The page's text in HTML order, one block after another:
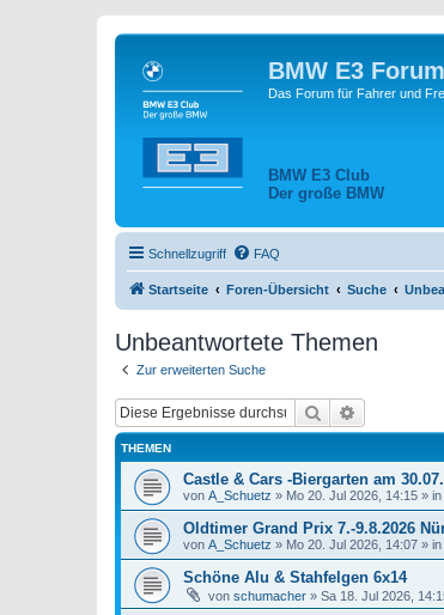
BMW E3 Forum
Das Forum für Fahrer und
BMW E3 Club
Der große BMW
Schnellzugriff FAQ
Startseite Foren-Übersicht Suche
Unbeantwortete Themen
Zur erweiterten Suche
Suche
THEMEN
Castle & Cars -Biergarten am
von A_Schuetz » Mo 20. Jul 2026, 14:15 » in
Oldtimer Grand Prix 7.-9.8.2026
von A_Schuetz » Mo 20. Jul 2026, 14:07 » in
Schöne Alu & Stahfelgen 6x14
von schumacher » Sa 18. Jul 2026,